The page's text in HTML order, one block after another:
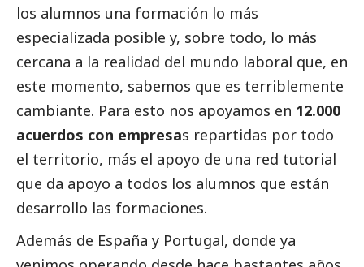
los alumnos una formación lo más
especializada posible y, sobre todo, lo más
cercana a la realidad del mundo laboral que, en
este momento, sabemos que es terriblemente
cambiante. Para esto nos apoyamos en 12.000
acuerdos con empresas repartidas por todo
el territorio, más el apoyo de una red tutorial
que da apoyo a todos los alumnos que están
desarrollo las formaciones.
Además de España y Portugal, donde ya